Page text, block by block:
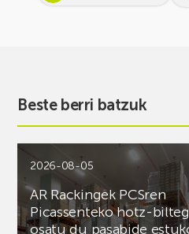
Beste berri batzuk
2026-08-05
AR Rackingek PCSren
Picassenteko hotz-
osatu du pasabide